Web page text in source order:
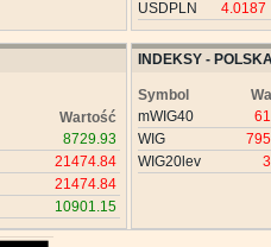
USDPLN
4.0187
Wartość
8729.93
21474.84
21474.84
10901.15
INDEKSY -
Symbol
mWIG40
WIG
WIG20lev